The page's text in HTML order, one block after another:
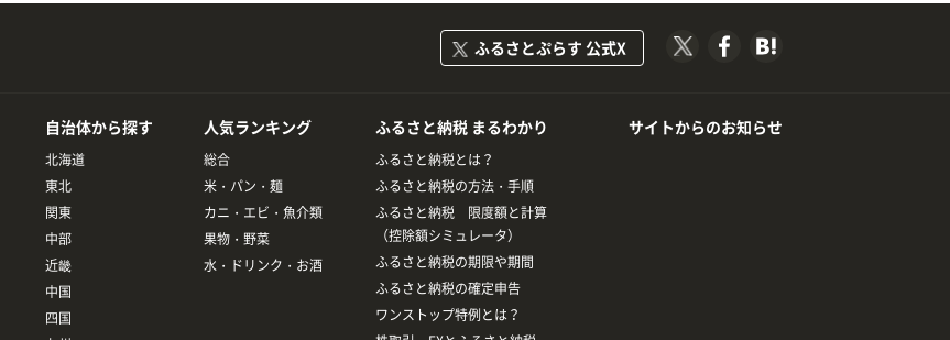
ふるさとぷらす 公式X
自治体から探す
北海道
東北
関東
中部
近畿
中国
四国
人気ランキング
総合
米・パン・麺
カニ・エビ・魚介類
果物・野菜
水・ドリンク・お酒
ふるさと納税 まるわかり
ふるさと納税とは？
ふるさと納税の方法・手順
ふるさと納税 限度額と計算
（控除額シミュレータ）
ふるさと納税の期限や期間
ふるさと納税の確定申告
ワンストップ特例とは？
サイトからのお知らせ